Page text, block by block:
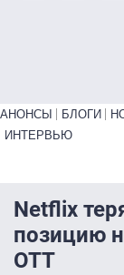
Primary links bottom
АНОНСЫ БЛОГИ
ИНТЕРВЬЮ
Netflix
позицию
OTT